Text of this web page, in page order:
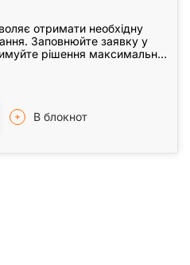
отримати необхідну
Заповнюйте заявку у
рішення максимально
В блокнот